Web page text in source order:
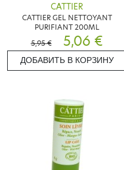
CATTIER
CATTIER GEL NETTOYANT
PURIFIANT 200ML
5,95 €
5,06 €
ДОБАВИТЬ В КОРЗИНУ